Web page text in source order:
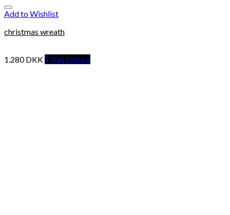
Add to Wishlist
christmas wreath
1.280DKK Tilføj til kurv